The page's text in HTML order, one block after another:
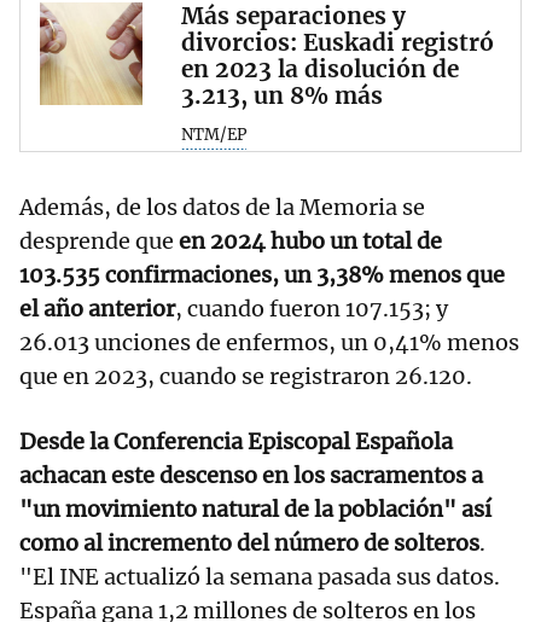
Más separaciones y
divorcios: Euskadi registró
en 2023 la disolución de
3.213, un 8% más
NTM/EP
Además, de los datos de la Memoria se
desprende que en 2024 hubo un total de
103.535 confirmaciones, un 3,38% menos que
el año anterior, cuando fueron 107.153; y
26.013 unciones de enfermos, un 0,41% menos
que en 2023, cuando se registraron 26.120.
Desde la Conferencia Episcopal Española
achacan este descenso en los sacramentos a
"un movimiento natural de la población" así
como al incremento del número de solteros.
"El INE actualizó la semana pasada sus datos.
España gana 1,2 millones de solteros en los